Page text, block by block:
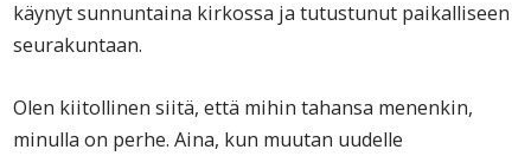
käynyt sunnuntaina kirkossa ja tutustunut paikalliseen
seurakuntaan.
Olen kiitollinen siitä, että mihin tahansa menenkin,
minulla on perhe. Aina, kun muutan uudelle